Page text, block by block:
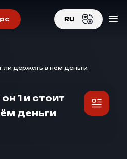
RU
RU
ли держать в нём деньги
1 и стоит
деньги